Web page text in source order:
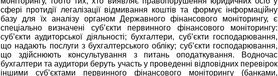
сфері протидії легалізації відмивання коштів та формує інформаційну
базу для їх аналізу органом Державного фінансового моніторингу, є
спеціально визначені суб’єкти первинного фінансового моніторингу:
суб’єкти аудиторської діяльності; бухгалтери, суб’єкти господарювання,
що надають послуги з бухгалтерського обліку; суб’єкти господарювання,
що здійснюють консультування з питань оподаткування. Водночас
бухгалтери та аудитори беруть участь у проведенні відповідних перевірок
іншими суб’єктами первинного фінансового моніторингу (банками,